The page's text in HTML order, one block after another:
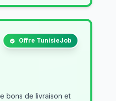
Offre TunisieJob
bons de livraison et